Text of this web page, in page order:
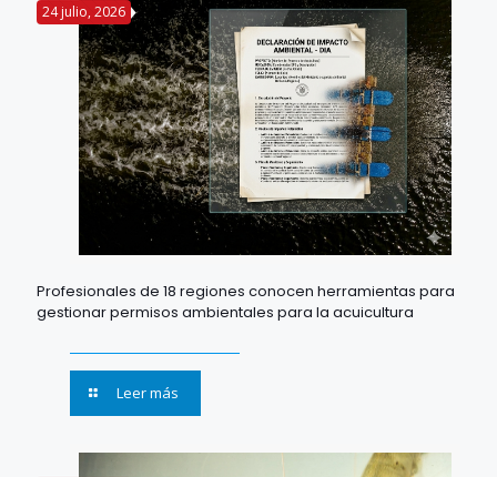
24 julio, 2026
Profesionales de 18 regiones conocen herramientas para
gestionar permisos ambientales para la acuicultura
Leer más